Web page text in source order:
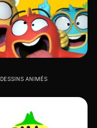
DESSINS ANIMÉS